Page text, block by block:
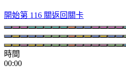
開始第 116 關返回關卡
時間
00:00